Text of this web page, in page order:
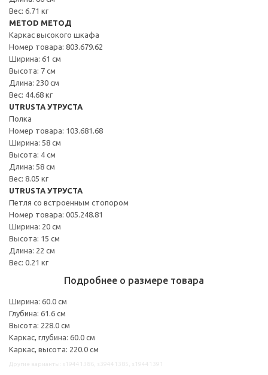
Вес: 6.71 кг
METOD МЕТОД
Каркас высокого шкафа
Номер товара: 803.679.62
Ширина: 61 см
Высота: 7 см
Длина: 230 см
Вес: 44.68 кг
UTRUSTA УТРУСТА
Полка
Номер товара: 103.681.68
Ширина: 58 см
Высота: 4 см
Длина: 58 см
Вес: 8.05 кг
UTRUSTA УТРУСТА
Петля со встроенным стопором
Номер товара: 005.248.81
Ширина: 20 см
Высота: 15 см
Длина: 22 см
Вес: 0.21 кг
Подробнее о размере товара
Ширина: 60.0 см
Глубина: 61.6 см
Высота: 228.0 см
Каркас, глубина: 60.0 см
Каркас, высота: 220.0 см